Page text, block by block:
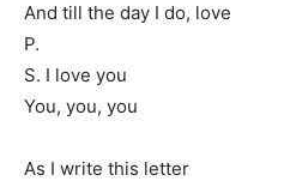
And till the day I do, love
P.
S. I love you
You, you, you
As I write this letter